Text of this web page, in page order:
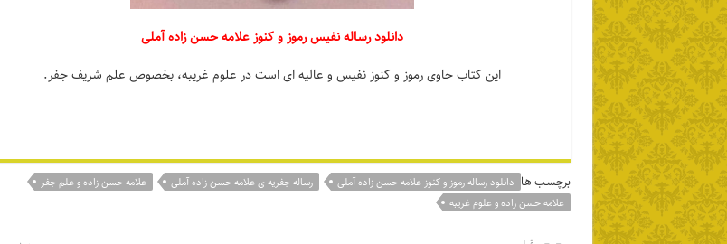
دانلود رساله نفیس رموز و کنوز علامه حسن زاده آملی
این کتاب حاوی رموز و کنوز نفیس و عالیه ای است در علوم غریبه، بخصوص علم شریف جفر.
برچسب ها دانلود رساله رموز و کنوز علامه حسن زاده آملی رساله جفریه ی علامه حسن زاده آملی
علامه حسن زاده و علم جفر
علامه حسن زاده و علوم غریبه